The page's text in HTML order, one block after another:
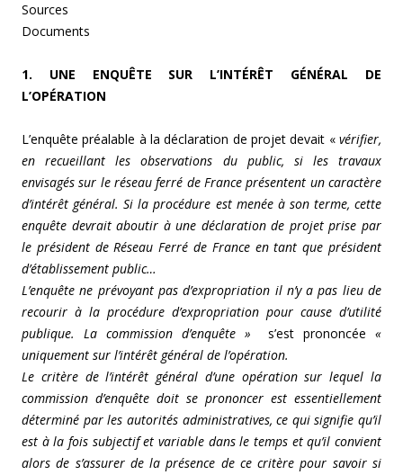
Sources
Documents
1. UNE ENQUÊTE SUR L’INTÉRÊT GÉNÉRAL DE
L’OPÉRATION
L’enquête préalable à la déclaration de projet devait « vérifier,
en recueillant les observations du public, si les travaux
envisagés sur le réseau ferré de France présentent un caractère
d’intérêt général. Si la procédure est menée à son terme, cette
enquête devrait aboutir à une déclaration de projet prise par
le président de Réseau Ferré de France en tant que président
d’établissement public…
L’enquête ne prévoyant pas d’expropriation il n’y a pas lieu de
recourir à la procédure d’expropriation pour cause d’utilité
publique. La commission d’enquête » s’est prononcée «
uniquement sur l’intérêt général de l’opération.
Le critère de l’intérêt général d’une opération sur lequel la
commission d’enquête doit se prononcer est essentiellement
déterminé par les autorités administratives, ce qui signifie qu’il
est à la fois subjectif et variable dans le temps et qu’il convient
alors de s’assurer de la présence de ce critère pour savoir si